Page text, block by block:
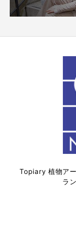
Topiary 植物ア
ラ